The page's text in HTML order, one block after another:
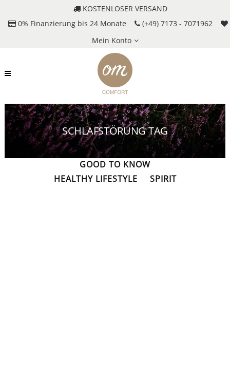
KOSTENLOSER VERSAND
0% Finanzierung bis 24 Monate
(+49) 7173 - 7071962
Mein Konto
SCHLAFSTÖRUNG TAG
ALLES
DAY & NIGHT
GOOD TO KNOW
HEALTHY LIFESTYLE
SPIRIT